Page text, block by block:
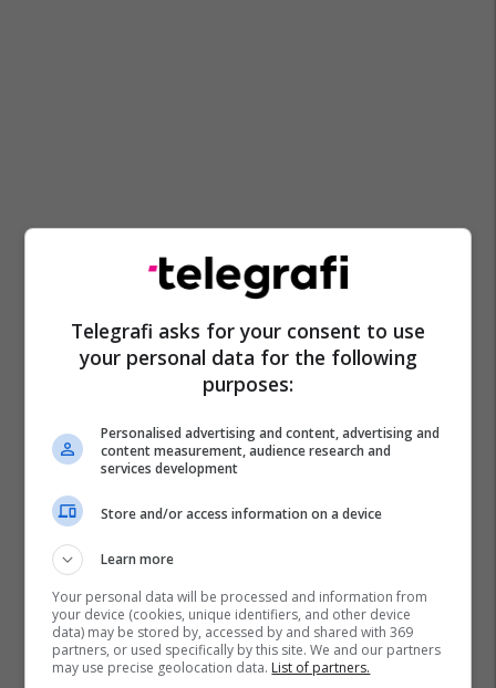
Telegrafi asks for your consent to use
your personal data for the following
purposes:
Personalised advertising and content, advertising and
content measurement, audience research and
services development
Store and/or access information on a device
Learn more
Your personal data will be processed and information from
your device (cookies, unique identifiers, and other device
data) may be stored by, accessed by and shared with 369
partners, or used specifically by this site. We and our partners
may use precise geolocation data. List of partners.